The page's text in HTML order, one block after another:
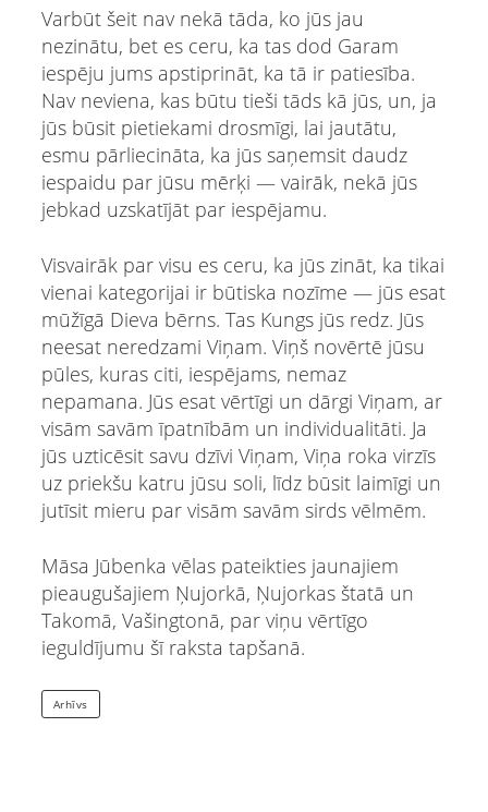
Varbūt šeit nav nekā tāda, ko jūs jau
nezinātu, bet es ceru, ka tas dod Garam
iespēju jums apstiprināt, ka tā ir patiesība.
Nav neviena, kas būtu tieši tāds kā jūs, un, ja
jūs būsit pietiekami drosmīgi, lai jautātu,
esmu pārliecināta, ka jūs saņemsit daudz
iespaidu par jūsu mērķi — vairāk, nekā jūs
jebkad uzskatījāt par iespējamu.
Visvairāk par visu es ceru, ka jūs zināt, ka tikai
vienai kategorijai ir būtiska nozīme — jūs esat
mūžīgā Dieva bērns. Tas Kungs jūs redz. Jūs
neesat neredzami Viņam. Viņš novērtē jūsu
pūles, kuras citi, iespējams, nemaz
nepamana. Jūs esat vērtīgi un dārgi Viņam, ar
visām savām īpatnībām un individualitāti. Ja
jūs uzticēsit savu dzīvi Viņam, Viņa roka virzīs
uz priekšu katru jūsu soli, līdz būsit laimīgi un
jutīsit mieru par visām savām sirds vēlmēm.
Māsa Jūbenka vēlas pateikties jaunajiem
pieaugušajiem Ņujorkā, Ņujorkas štatā un
Takomā, Vašingtonā, par viņu vērtīgo
ieguldījumu šī raksta tapšanā.
Arhīvs